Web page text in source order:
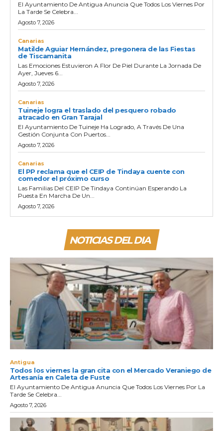
El Ayuntamiento De Antigua Anuncia Que Todos Los Viernes Por
La Tarde Se Celebra...
Agosto 7, 2026
Canarias
Matilde Aguiar Hernández, pregonera de las Fiestas
de Tiscamanita
Las Emociones Estuvieron A Flor De Piel Durante La Jornada De
Ayer, Jueves 6...
Agosto 7, 2026
Canarias
Tuineje logra el traslado del pesquero robado
atracado en Gran Tarajal
El Ayuntamiento De Tuineje Ha Logrado, A Través De Una
Gestión Conjunta Con Puertos...
Agosto 7, 2026
Canarias
El PP reclama que el CEIP de Tindaya cuente con
comedor el próximo curso
Las Familias Del CEIP De Tindaya Continúan Esperando La
Puesta En Marcha De Un...
Agosto 7, 2026
NOTICIAS DEL DIA
Antigua
Todos los viernes la gran cita con el Mercado Veraniego de
Artesanía en Caleta de Fuste
El Ayuntamiento De Antigua Anuncia Que Todos Los Viernes Por La
Tarde Se Celebra...
Agosto 7, 2026